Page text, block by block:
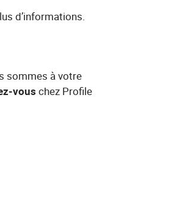
d’informations.
sommes à votre
vous​ chez Profile